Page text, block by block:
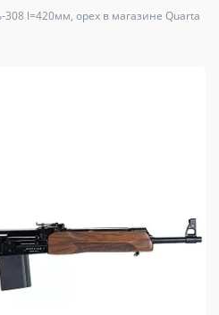
308 l=420мм, орех в магазине Quarta